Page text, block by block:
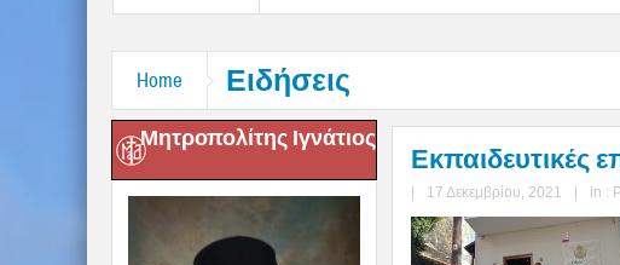
Home Ειδήσεις
Μητροπολίτης Ιγνάτιος
Εκπαιδευτικές
17 Δεκεμβρίου, 2021 in :